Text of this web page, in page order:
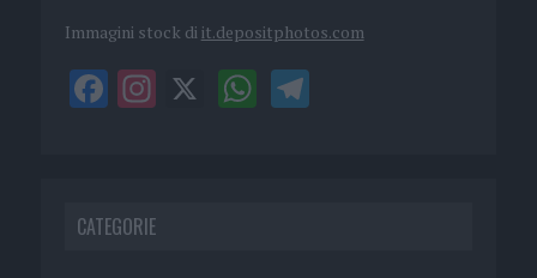
Immagini stock di it.depositphotos.com
CATEGORIE